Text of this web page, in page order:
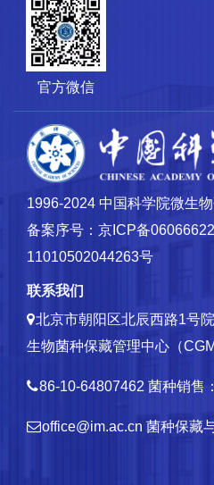
官方微信
1996-2024 中国科学院微生
备案序号：京ICP备
11010502044263号
联系我们
北京市朝阳区北辰西路1号
生物菌种保藏管理中心（
86-10-64807462 菌种销售
office@im.ac.cn 菌种保藏